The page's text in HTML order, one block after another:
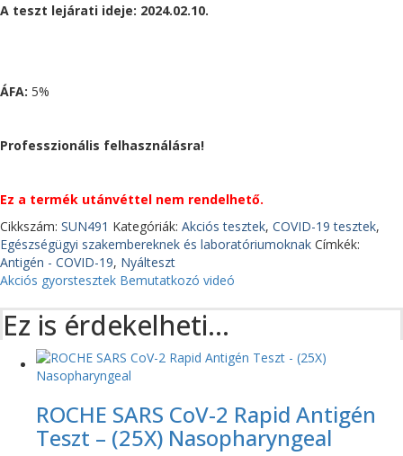
A teszt lejárati ideje: 2024.02.10.
ÁFA: 5%
Professzionális felhasználásra!
Ez a termék utánvéttel nem rendelhető.
Cikkszám: SUN491 Kategóriák: Akciós tesztek, COVID-19 tesztek,
Egészségügyi szakembereknek és laboratóriumoknak Címkék:
Antigén - COVID-19, Nyálteszt
Akciós gyorstesztek Bemutatkozó videó
Ez is érdekelheti…
ROCHE SARS CoV-2 Rapid Antigén
Teszt – (25X) Nasopharyngeal